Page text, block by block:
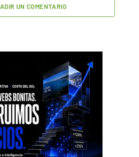
UN COMENTARIO